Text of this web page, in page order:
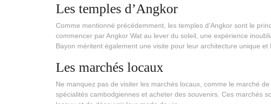
Les temples d’Angkor
Comme mentionné précédemment, les temples d’Angkor sont le
commencer par Angkor Wat au lever du soleil, une expérience
Bayon méritent également une visite pour leur architecture unique et
Les marchés locaux
Ne manquez pas de visiter les marchés locaux, comme le marché
spécialités cambodgiennes et acheter des souvenirs. Ces marchés